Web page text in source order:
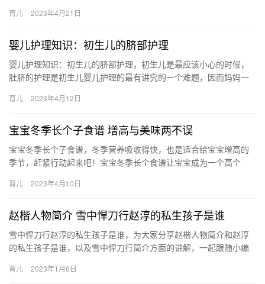
本…
育儿 2023年4月21日
婴儿护理知识：初生儿的脐部护理
婴儿护理知识：初生儿的脐部护理，初生儿是最应该小心的时候，
肚脐的护理是初生儿婴儿护理的最有讲究的一个难题，因而妈妈一
儿的…
育儿 2023年4月12日
宝宝冬季长个子食谱 增高与美味两不误
宝宝冬季长个子食谱，冬季营养吸收得快，也是适合给宝宝增高的
季节，赶紧行动起来吧！宝宝冬季长个食谱让宝宝成为一个高个
冬…
育儿 2023年4月10日
赵楷人物简介 雪中悍刀行赵淳的私生孩子是谁
雪中悍刀行赵淳的私生孩子是谁，为大家分享赵楷人物简介和赵淳
的私生孩子是谁，以及雪中悍刀行简介方面的讲解，一起跟随小编
主，…
育儿 2023年1月6日